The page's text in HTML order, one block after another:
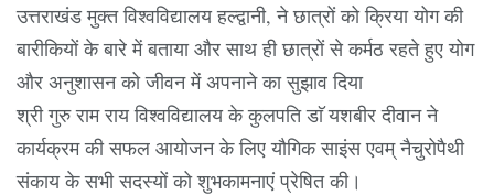
उत्तराखंड मुक्त विश्वविद्यालय हल्द्वानी, ने छात्रों को क्रिया योग की
बारीकियों के बारे में बताया और साथ ही छात्रों से कर्मठ रहते हुए योग
और अनुशासन को जीवन में अपनाने का सुझाव दिया
श्री गुरु राम राय विश्वविद्यालय के कुलपति डाॅ यशबीर दीवान ने
कार्यक्रम की सफल आयोजन के लिए यौगिक साइंस एवम् नैचुरोपैथी
संकाय के सभी सदस्यों को शुभकामनाएं प्रेषित की।